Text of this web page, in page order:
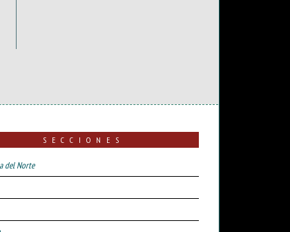
SECCIONES
del Norte